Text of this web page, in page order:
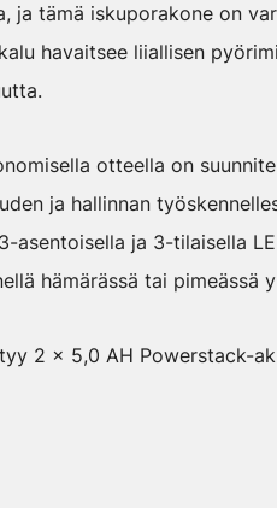
ja tämä iskuporakone on
havaitsee liiallisen
otteella on
ja hallinnan
asentoisella ja 3-tilaisella
hämärässä tai pimeässä
2 x 5,0 AH Powerstack-